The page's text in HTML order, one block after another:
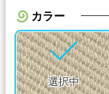
カラー